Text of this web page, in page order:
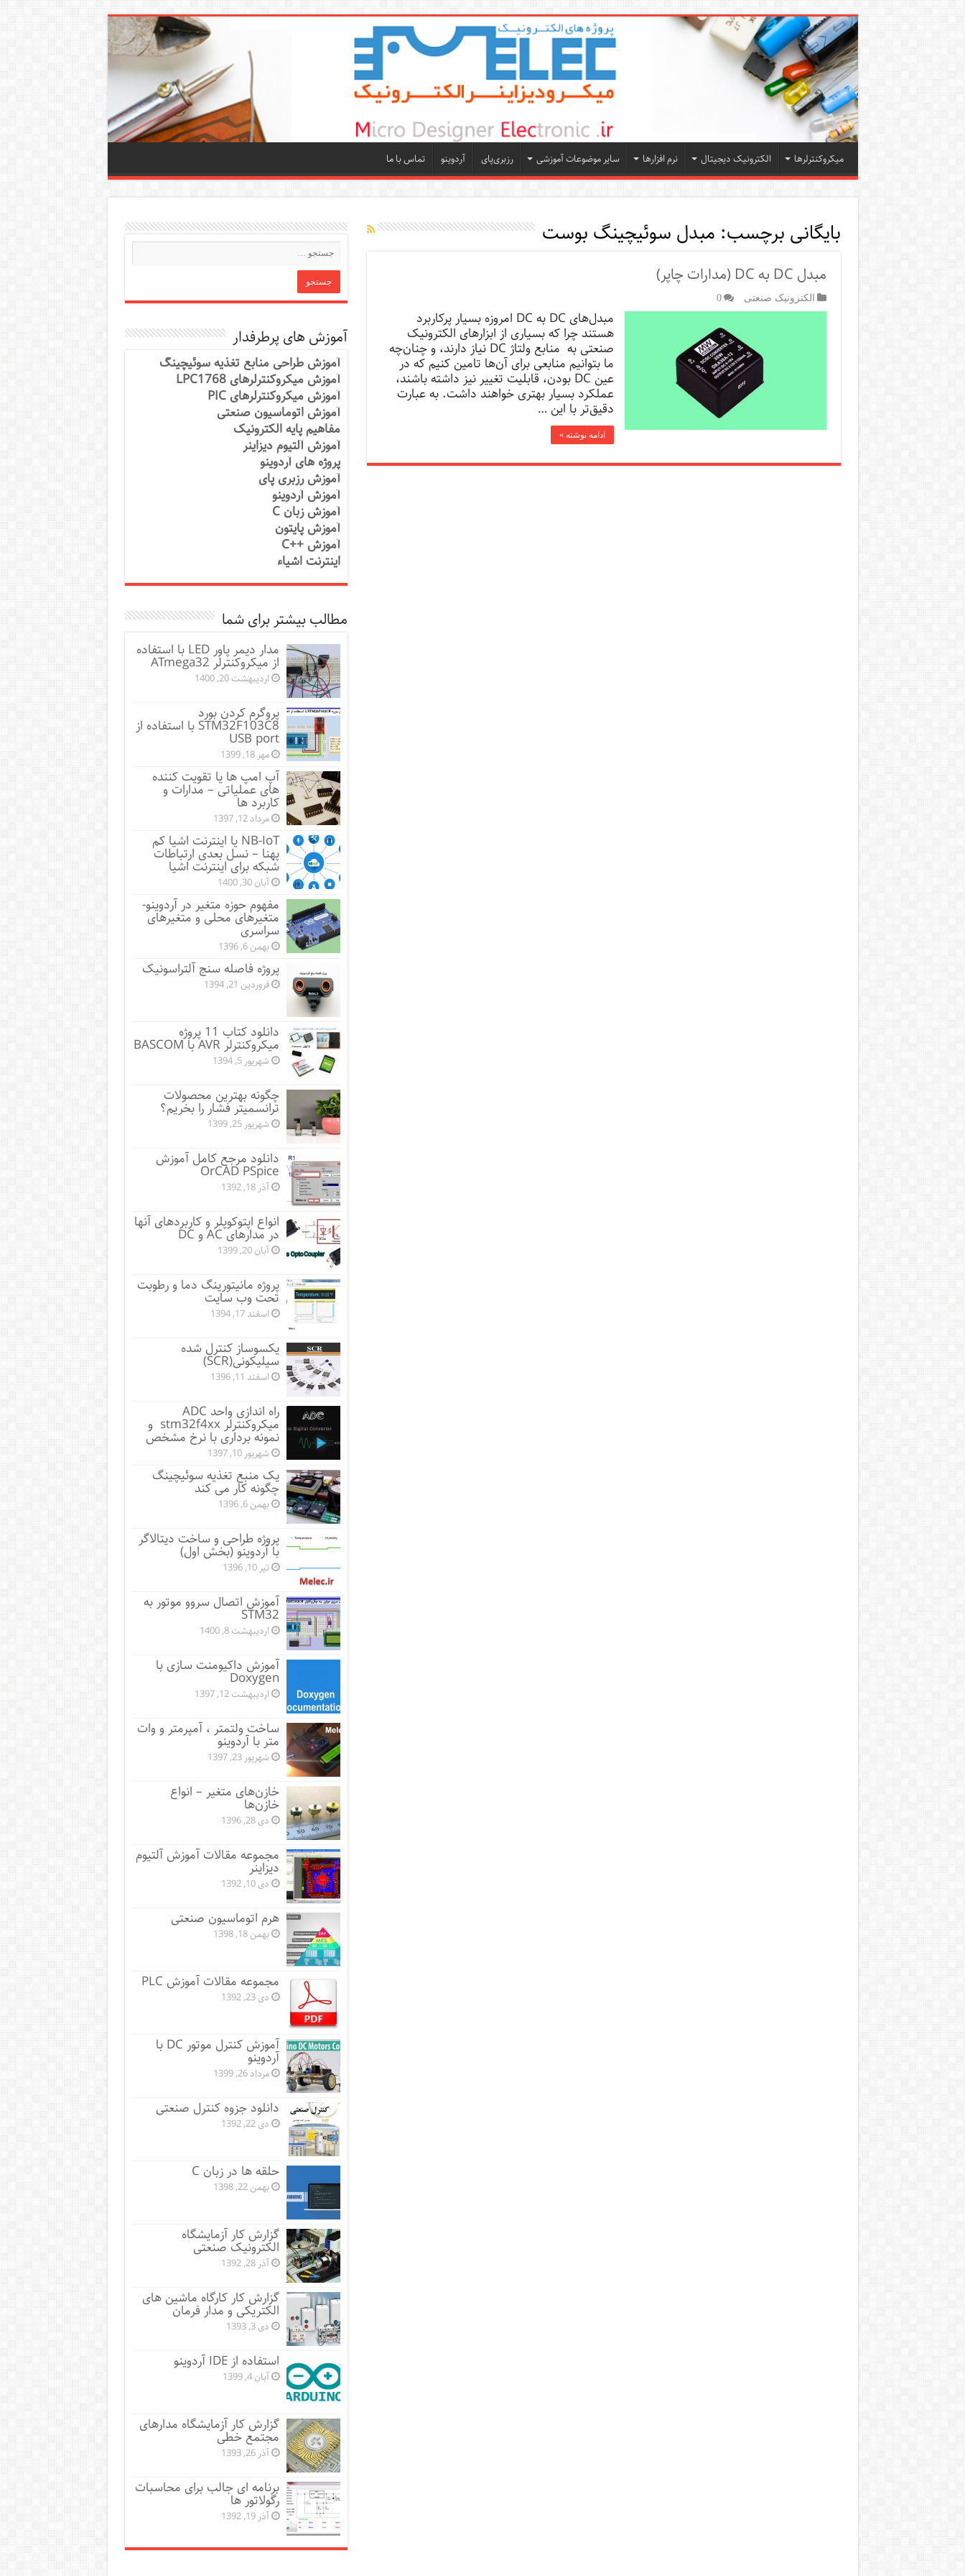
میکروکنترلرها الکترونیک دیجیتال نرم افزارها سایر موضوعات آموزشی رزبری‌پای آردوینو تماس با ما
بایگانی برچسب: مبدل سوئیچینگ بوست
مبدل DC به DC (مدارات چاپر)
الکترونیک صنعتی 0
مبدل‌های DC به DC امروزه بسیار پرکاربرد
هستند چرا که بسیاری از ابزارهای الکترونیک
صنعتی به منابع ولتاژ DC نیاز دارند، و چنان‌چه
ما بتوانیم منابعی برای آن‌ها تامین کنیم که در
عین DC بودن، قابلیت تغییر نیز داشته باشند،
عملکرد بسیار بهتری خواهند داشت. به عبارت
دقیق‌تر با این …
ادامه نوشته »
آموزش های پرطرفدار
آموزش طراحی منابع تغذیه سوئیچینگ
آموزش میکروکنترلرهای LPC1768
آموزش میکروکنترلرهای PIC
آموزش اتوماسیون صنعتی
مفاهیم پایه الکترونیک
آموزش آلتیوم دیزاینر
پروژه های آردوینو
آموزش رزبری پای
آموزش آردوینو
آموزش زبان C
آموزش پایتون
آموزش ++C
اینترنت اشیاء
مطالب بیشتر برای شما
مدار دیمر پاور LED با استفاده
از میکروکنترلر ATmega32
اردیبهشت 20, 1400
پروگرم کردن بورد
STM32F103C8 با استفاده از
USB port
مهر 18, 1399
آپ امپ ها یا تقویت کننده
های عملیاتی – مدارات و
کاربرد ها
مرداد 12, 1397
NB-IoT یا اینترنت اشیا کم
پهنا – نسل بعدی ارتباطات
شبکه برای اینترنت اشیا
آبان 30, 1400
مفهوم حوزه متغیر در آردوینو-
متغیرهای محلی و متغیرهای
سراسری
بهمن 6, 1396
پروژه فاصله سنج آلتراسونیک
فروردین 21, 1394
دانلود کتاب 11 پروژه
میکروکنترلر AVR با BASCOM
شهریور 5, 1394
چگونه بهترین محصولات
ترانسمیتر فشار را بخریم؟
شهریور 25, 1399
دانلود مرجع کامل آموزش
OrCAD PSpice
آذر 18, 1392
انواع اپتوکوپلر و کاربردهای آنها
در مدارهای AC و DC
آبان 20, 1399
پروژه مانيتورينگ دما و رطوبت
تحت وب سایت
اسفند 17, 1394
یکسوساز کنترل شده
سیلیکونی(SCR)
اسفند 11, 1396
راه اندازی واحد ADC
میکروکنترلر stm32f4xx و
نمونه برداری با نرخ مشخص
شهریور 10, 1397
یک منبع تغذیه سوئیچینگ
چگونه کار می کند
بهمن 6, 1396
پروژه طراحی و ساخت دیتالاگر
با آردوینو (بخش اول)
تیر 10, 1396
آموزش اتصال سروو موتور به
STM32
اردیبهشت 8, 1400
آموزش داکیومنت سازی با
Doxygen
اردیبهشت 12, 1397
ساخت ولتمتر ، آمپرمتر و وات
متر با آردوینو
شهریور 23, 1397
خازن‌های متغیر – انواع
خازن‌ها
دی 28, 1396
مجموعه مقالات آموزش آلتیوم
دیزاینر
دی 10, 1392
هرم اتوماسیون صنعتی
بهمن 18, 1398
مجموعه مقالات آموزش PLC
دی 23, 1392
آموزش کنترل موتور DC با
آردوینو
مرداد 26, 1399
دانلود جزوه کنترل صنعتی
دی 22, 1392
حلقه ها در زبان C
بهمن 22, 1398
گزارش کار آزمایشگاه
الکترونیک صنعتی
آذر 28, 1392
گزارش کار کارگاه ماشین های
الکتریکی و مدار فرمان
دی 3, 1393
استفاده از IDE آردوینو
آبان 4, 1399
گزارش کار آزمایشگاه مدارهای
مجتمع خطی
آذر 26, 1393
برنامه ای جالب برای محاسبات
رگولاتور ها
آذر 19, 1392